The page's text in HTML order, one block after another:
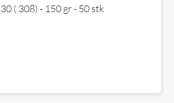
(.308) - 150 gr - 50 stk